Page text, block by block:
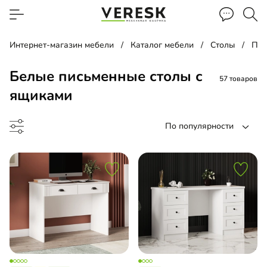
Интернет-магазин мебели Каталог мебели Столы
Белые письменные столы с
ящиками
57 товаров
По популярности
стол
стол подвесной